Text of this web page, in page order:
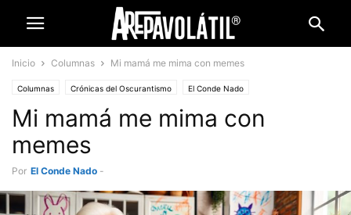
Inicio Columnas Mi mamá me mima con memes
Columnas Crónicas del Oscurantismo El Conde Nado
Mi mamá me mima con
memes
Por El Conde Nado -